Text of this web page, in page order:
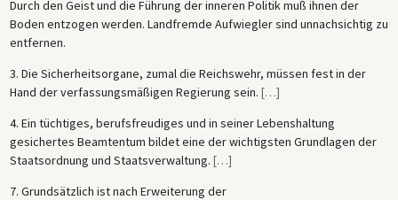
Durch den Geist und die Führung der inneren Politik muß ihnen der
Boden entzogen werden. Landfremde Aufwiegler sind unnachsichtig zu
entfernen.
3. Die Sicherheitsorgane, zumal die Reichswehr, müssen fest in der
Hand der verfassungsmäßigen Regierung sein. […]
4. Ein tüchtiges, berufsfreudiges und in seiner Lebenshaltung
gesichertes Beamtentum bildet eine der wichtigsten Grundlagen der
Staatsordnung und Staatsverwaltung. […]
7. Grundsätzlich ist nach Erweiterung der